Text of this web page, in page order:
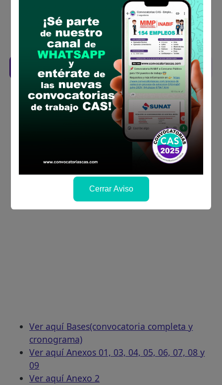
bases
Revisar el cronograma para conocer cuando
se publicará los resultados
Descarga aquí las Bases
Ver aquí Bases(convocatoria completa y
cronograma)
Ver aquí Anexos 01, 03, 04, 05, 06, 07, 08 y
09
Ver aquí Anexo 2
Cerrar Aviso